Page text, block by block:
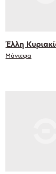
Έλλη
Μάνιεφα